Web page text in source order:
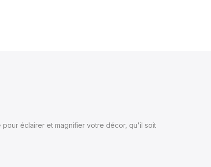
éclairer et magnifier votre décor, qu'il soit